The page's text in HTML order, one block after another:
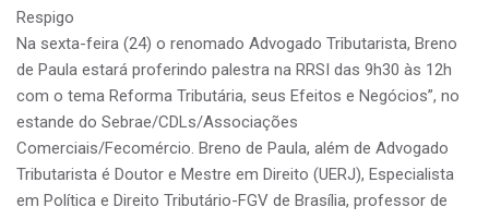
Respigo
Na sexta-feira (24) o renomado Advogado Tributarista, Breno
de Paula estará proferindo palestra na RRSI das 9h30 às 12h
com o tema Reforma Tributária, seus Efeitos e Negócios”, no
estande do Sebrae/CDLs/Associações
Comerciais/Fecomércio. Breno de Paula, além de Advogado
Tributarista é Doutor e Mestre em Direito (UERJ), Especialista
em Política e Direito Tributário-FGV de Brasília, professor de